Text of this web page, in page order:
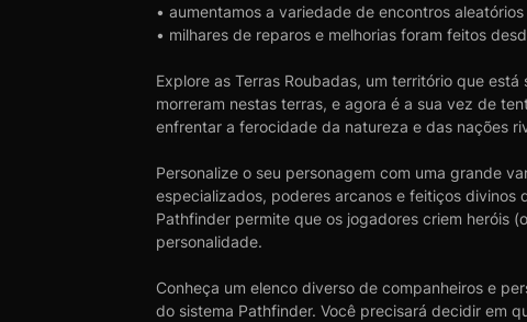
• aumentamos a variedade de encontros
• milhares de reparos e melhorias foram feitos
Explore as Terras Roubadas, um território que
morreram nestas terras, e agora é a sua vez de
enfrentar a ferocidade da natureza e das nações
Personalize o seu personagem com uma grande
especializados, poderes arcanos e feitiços divinos
Pathfinder permite que os jogadores criem heróis
personalidade.
Conheça um elenco diverso de companheiros e
do sistema Pathfinder. Você precisará decidir em